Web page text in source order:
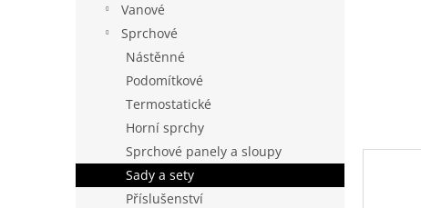
Vanové
Sprchové
Nástěnné
Podomítkové
Termostatické
Horní sprchy
Sprchové panely a sloupy
Sady a sety
Příslušenství